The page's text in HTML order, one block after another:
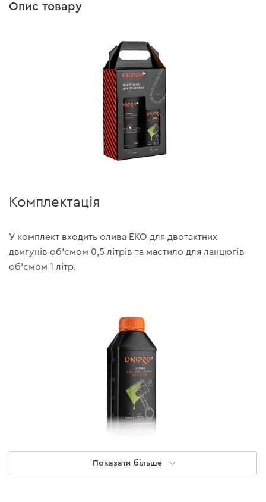
Опис товару
Комплектація
У комплект входить олива ЕКО для двотактних
двигунів об'ємом 0,5 літрів та мастило для ланцюгів
об'ємом 1 літр.
Олива для двотактних двигунів 2T
Показати більше